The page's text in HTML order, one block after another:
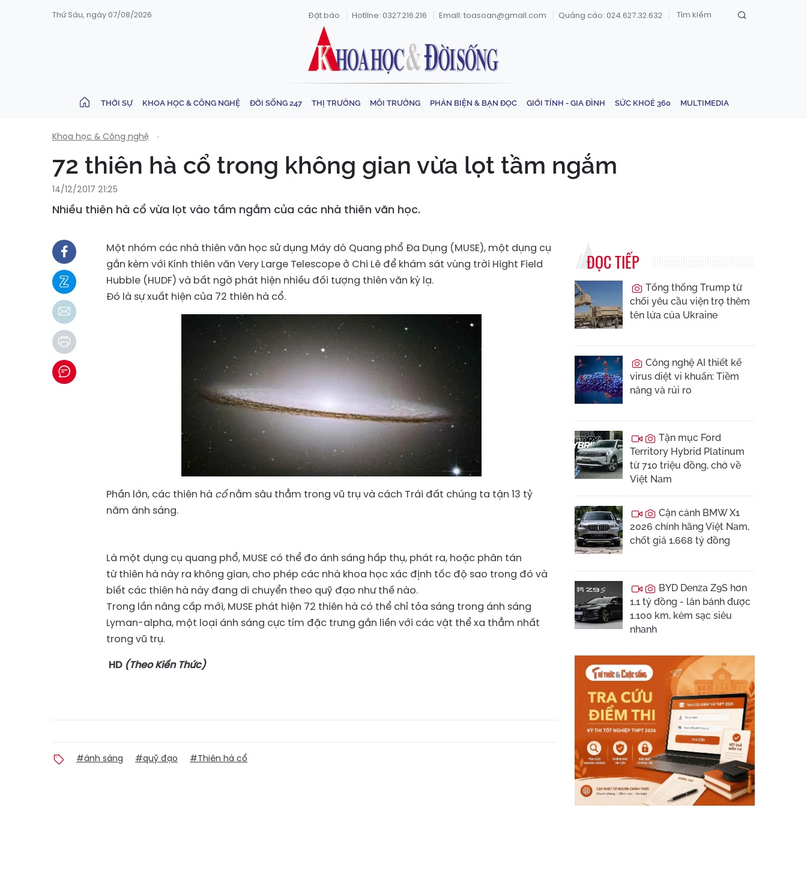
Thứ Sáu, ngày 07/08/2026 Đặt báo Hotline: 0327.216.216 Email: toasoan@gmail.com Quảng cáo: 024.627.32.632
THỜI SỰ KHOA HỌC & CÔNG NGHỆ ĐỜI SỐNG 247 THỊ TRƯỜNG MÔI TRƯỜNG PHẢN BIỆN & BẠN ĐỌC GIỚI TÍNH - GIA ĐÌNH SỨC KHOẺ 360 MULTIMEDIA
Khoa học & Công nghệ
72 thiên hà cổ trong không gian vừa lọt tầm ngắm
14/12/2017 21:25
Nhiều thiên hà cổ vừa lọt vào tầm ngắm của các nhà thiên văn học.
Một nhóm các nhà thiên văn học sử dụng Máy dò Quang phổ Đa Dụng (MUSE), một dụng cụ
gắn kèm với Kính thiên văn Very Large Telescope ở Chi Lê để khám sát vùng trời Hight Field
Hubble (HUDF) và bất ngờ phát hiện nhiều đối tượng thiên văn kỳ lạ.
Đó là sự xuất hiện của 72 thiên hà cổ.
Phần lớn, các thiên hà cổnằm sâu thẳm trong vũ trụ và cách Trái đất chúng ta tận 13 tỷ
năm ánh sáng.
Là một dụng cụ quang phổ, MUSE có thể đo ánh sáng hấp thụ, phát ra, hoặc phân tán
từ thiên hà này ra không gian, cho phép các nhà khoa học xác định tốc độ sao trong đó và
biết các thiên hà này đang di chuyển theo quỹ đạo như thế nào.
Trong lần nâng cấp mới, MUSE phát hiện 72 thiên hà có thể chỉ tỏa sáng trong ánh sáng
Lyman-alpha, một loại ánh sáng cực tím đặc trưng gắn liền với các vật thể xa thẳm nhất
trong vũ trụ.
HD (Theo Kiến Thức)
#ánh sáng #quỹ đạo #Thiên hà cổ
ĐỌC TIẾP
Tổng thống Trump từ
chối yêu cầu viện trợ thêm
tên lửa của Ukraine
Công nghệ AI thiết kế
virus diệt vi khuẩn: Tiềm
năng và rủi ro
Tận mục Ford
Territory Hybrid Platinum
từ 710 triệu đồng, chờ về
Việt Nam
Cận cảnh BMW X1
2026 chính hãng Việt Nam,
chốt giá 1,668 tỷ đồng
BYD Denza Z9S hơn
1,1 tỷ đồng - lăn bánh được
1.100 km, kèm sạc siêu
nhanh